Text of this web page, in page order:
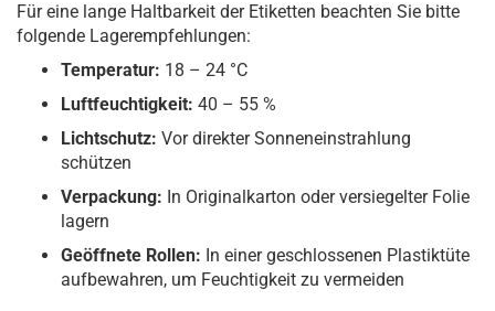
Für eine lange Haltbarkeit der Etiketten beachten Sie bitte
folgende Lagerempfehlungen:
Temperatur: 18 – 24 °C
Luftfeuchtigkeit: 40 – 55 %
Lichtschutz: Vor direkter Sonneneinstrahlung
schützen
Verpackung: In Originalkarton oder versiegelter Folie
lagern
Geöffnete Rollen: In einer geschlossenen Plastiktüte
aufbewahren, um Feuchtigkeit zu vermeiden